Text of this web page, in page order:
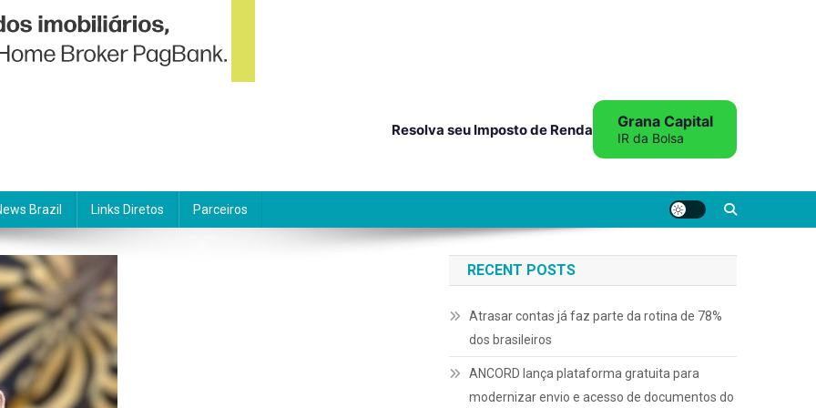
Resolva seu Imposto de Renda Grana Capital
IR da Bolsa
Brazil Links Diretos Parceiros
RECENT POSTS
Atrasar contas já faz parte da rotina de 78%
dos brasileiros
ANCORD lança plataforma gratuita para
modernizar envio e acesso de documentos do